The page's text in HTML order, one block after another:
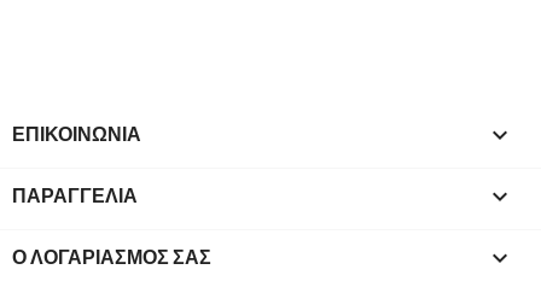
ΕΠΙΚΟΙΝΩΝΙΑ 
ΠΑΡΑΓΓΕΛΙΑ 
Ο ΛΟΓΑΡΙΑΣΜΌΣ ΣΑΣ 